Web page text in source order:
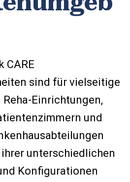
CARE
sind für vielseitige
Einrichtungen,
und
unterschiedlichen
Konfigurationen